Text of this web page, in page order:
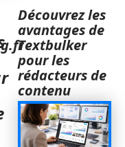
Découvrez les
avantages de
Textbulker
pour les
rédacteurs de
contenu